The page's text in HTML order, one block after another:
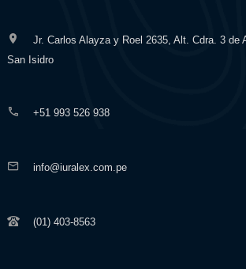
Jr. Carlos Alayza y Roel 2635, Alt. Cdra. 3 de
San Isidro
+51 993 526 938
info@iuralex.com.pe
(01) 403-8563